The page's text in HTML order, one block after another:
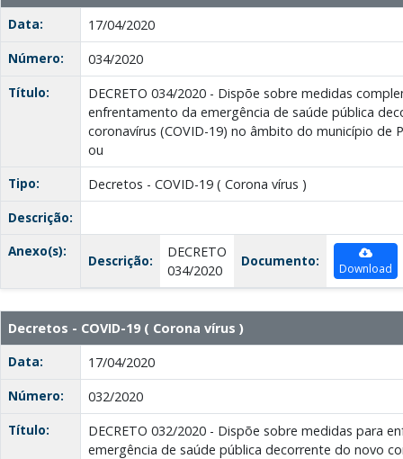
Data:
17/04/2020
Número:
034/2020
Título:
DECRETO 034/2020 - Dispõe sobre medidas
enfrentamento da emergência de saúde pública
coronavírus (COVID-19) no âmbito do município de
ou
Tipo:
Decretos - COVID-19 ( Corona vírus )
Descrição:
Anexo(s):
Descrição:
DECRETO
034/2020
Documento: Download
Decretos - COVID-19 ( Corona vírus )
Data:
17/04/2020
Número:
032/2020
Título:
DECRETO 032/2020 - Dispõe sobre medidas para
emergência de saúde pública decorrente do novo